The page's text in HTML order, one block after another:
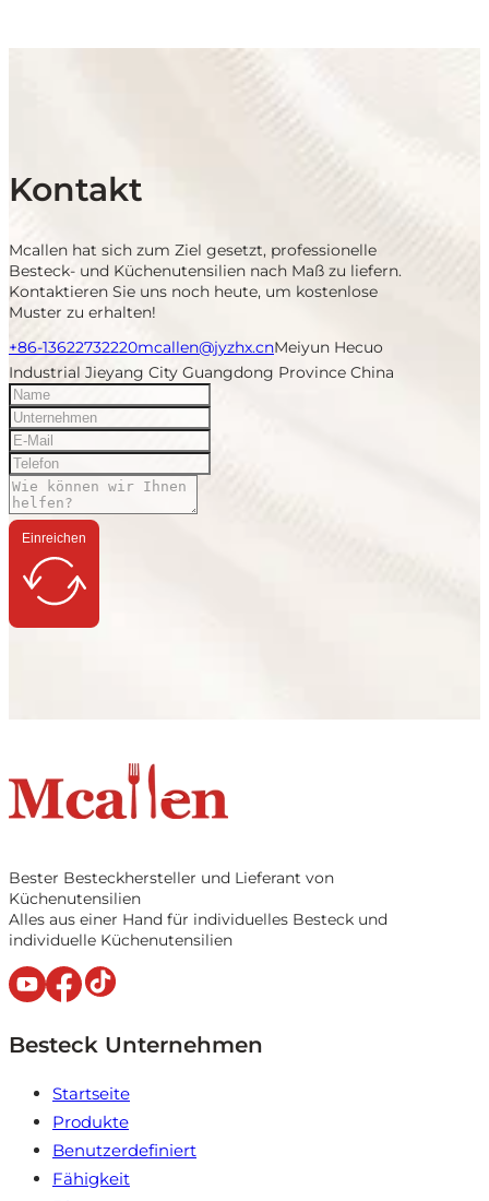
Kontakt
Mcallen hat sich zum Ziel gesetzt, professionelle
Besteck- und Küchenutensilien nach Maß zu liefern.
Kontaktieren Sie uns noch heute, um kostenlose
Muster zu erhalten!
+86-13622732220mcallen@jyzhx.cnMeiyun Hecuo
Industrial Jieyang City Guangdong Province China
Einreichen
Bester Besteckhersteller und Lieferant von
Küchenutensilien
Alles aus einer Hand für individuelles Besteck und
individuelle Küchenutensilien
Besteck Unternehmen
Startseite
Produkte
Benutzerdefiniert
Fähigkeit